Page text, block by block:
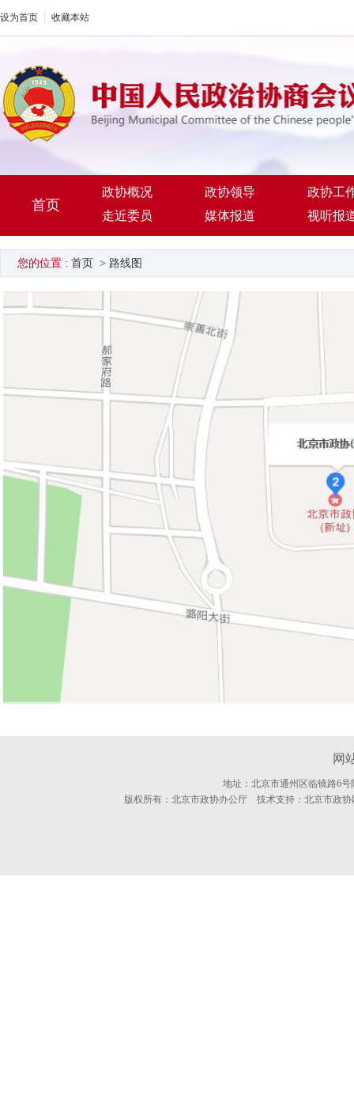
设为首页 收藏本站
首页
政协概况 政协领导
政协工
走近委员
媒体报道 视听报
您的位置 : 首页 > 路线图
网
地址：北京市通州区临镜路6号
版权所有：北京市政协办公厅 技术支持：北京市政